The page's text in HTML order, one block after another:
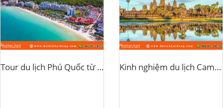
Tour du lịch Phú Quốc từ TPHCM Kinh nghiệm du lịch Campuchia